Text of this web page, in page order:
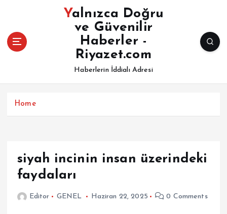
Yalnızca Doğru
ve Güvenilir
Haberler -
Riyazet.com
Haberlerin İddialı Adresi
Home
siyah incinin insan üzerindeki
faydaları
Editor GENEL Haziran 22, 2025 0 Comments